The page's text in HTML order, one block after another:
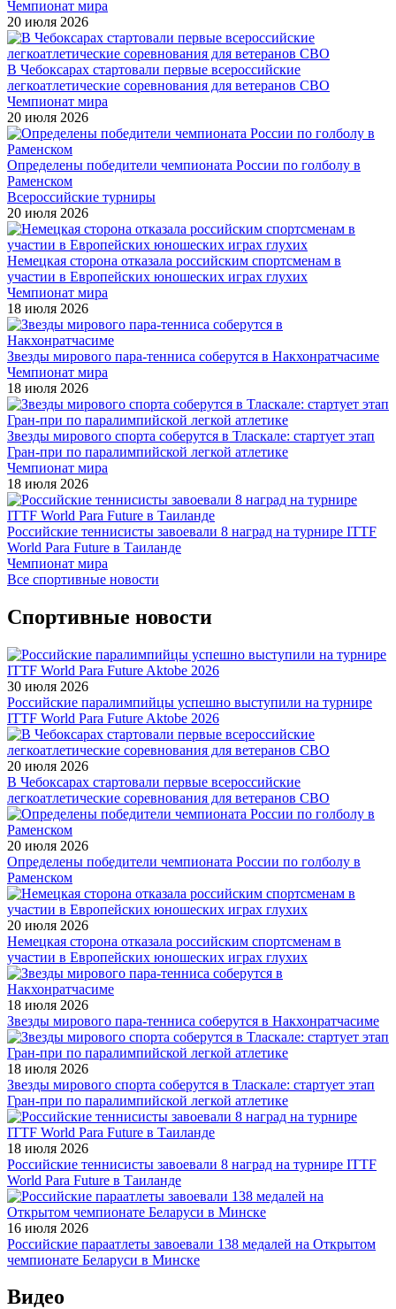
Чемпионат мира
20 июля 2026
В Чебоксарах стартовали первые всероссийские
легкоатлетические соревнования для ветеранов СВО
Чемпионат мира
20 июля 2026
Определены победители чемпионата России по голболу в
Раменском
Всероссийские турниры
20 июля 2026
Немецкая сторона отказала российским спортсменам в
участии в Европейских юношеских играх глухих
Чемпионат мира
18 июля 2026
Звезды мирового пара-тенниса соберутся в Накхонратчасиме
Чемпионат мира
18 июля 2026
Звезды мирового спорта соберутся в Тласкале: стартует этап
Гран-при по паралимпийской легкой атлетике
Чемпионат мира
18 июля 2026
Российские теннисисты завоевали 8 наград на турнире ITTF
World Para Future в Таиланде
Чемпионат мира
Все спортивные новости
Спортивные новости
30 июля 2026
Российские паралимпийцы успешно выступили на турнире
ITTF World Para Future Aktobe 2026
20 июля 2026
В Чебоксарах стартовали первые всероссийские
легкоатлетические соревнования для ветеранов СВО
20 июля 2026
Определены победители чемпионата России по голболу в
Раменском
20 июля 2026
Немецкая сторона отказала российским спортсменам в
участии в Европейских юношеских играх глухих
18 июля 2026
Звезды мирового пара-тенниса соберутся в Накхонратчасиме
18 июля 2026
Звезды мирового спорта соберутся в Тласкале: стартует этап
Гран-при по паралимпийской легкой атлетике
18 июля 2026
Российские теннисисты завоевали 8 наград на турнире ITTF
World Para Future в Таиланде
16 июля 2026
Российские параатлеты завоевали 138 медалей на Открытом
чемпионате Беларуси в Минске
Видео